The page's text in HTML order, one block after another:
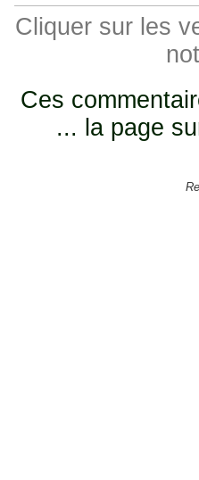
Cliquer sur les
Ces
... la page